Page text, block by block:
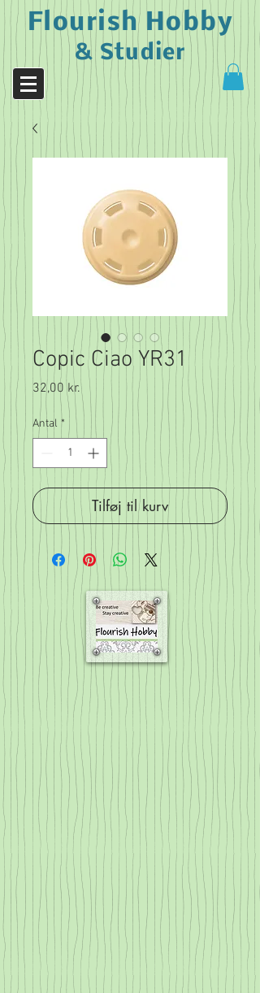
Flourish Hobby
& Studier
Copic Ciao YR31
32,00 kr.Pris
Antal *
Tilføj til kurv